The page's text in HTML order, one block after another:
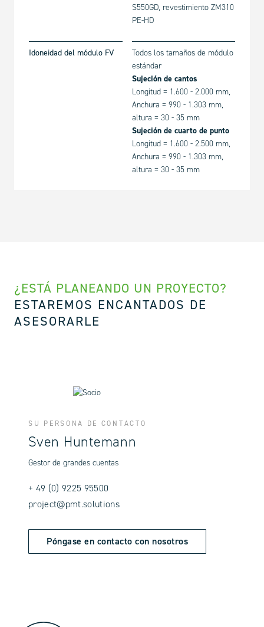
S550GD, revestimiento ZM310
PE-HD
Idoneidad del módulo FV
Todos los tamaños de módulo
estándar
Sujeción de cantos
Longitud = 1.600 - 2.000 mm,
Anchura = 990 - 1.303 mm,
altura = 30 - 35 mm
Sujeción de cuarto de punto
Longitud = 1.600 - 2.500 mm,
Anchura = 990 - 1.303 mm,
altura = 30 - 35 mm
¿ESTÁ PLANEANDO UN PROYECTO?
ESTAREMOS ENCANTADOS DE
ASESORARLE
SU PERSONA DE CONTACTO
Sven Huntemann
Gestor de grandes cuentas
+ 49 (0) 9225 95500
project@pmt.solutions
Póngase en contacto con nosotros